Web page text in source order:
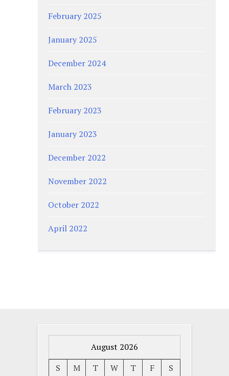
February 2025
January 2025
December 2024
March 2023
February 2023
January 2023
December 2022
November 2022
October 2022
April 2022
August 2026
S
M T W T F S